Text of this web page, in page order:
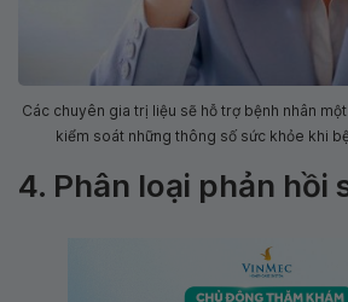
Các chuyên gia trị liệu sẽ hỗ trợ bệnh nhân
kiểm soát những thông số sức khỏe khi
4. Phân loại phản hồi